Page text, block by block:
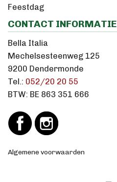
Feestdag
CONTACT INFORMATIE
Bella Italia
Mechelsesteenweg 125
9200 Dendermonde
Tel.: 052/20 20 55
BTW: BE 863 351 666
Algemene voorwaarden